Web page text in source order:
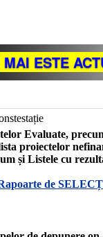
Evaluate,
proiectelor
și Listele cu
de